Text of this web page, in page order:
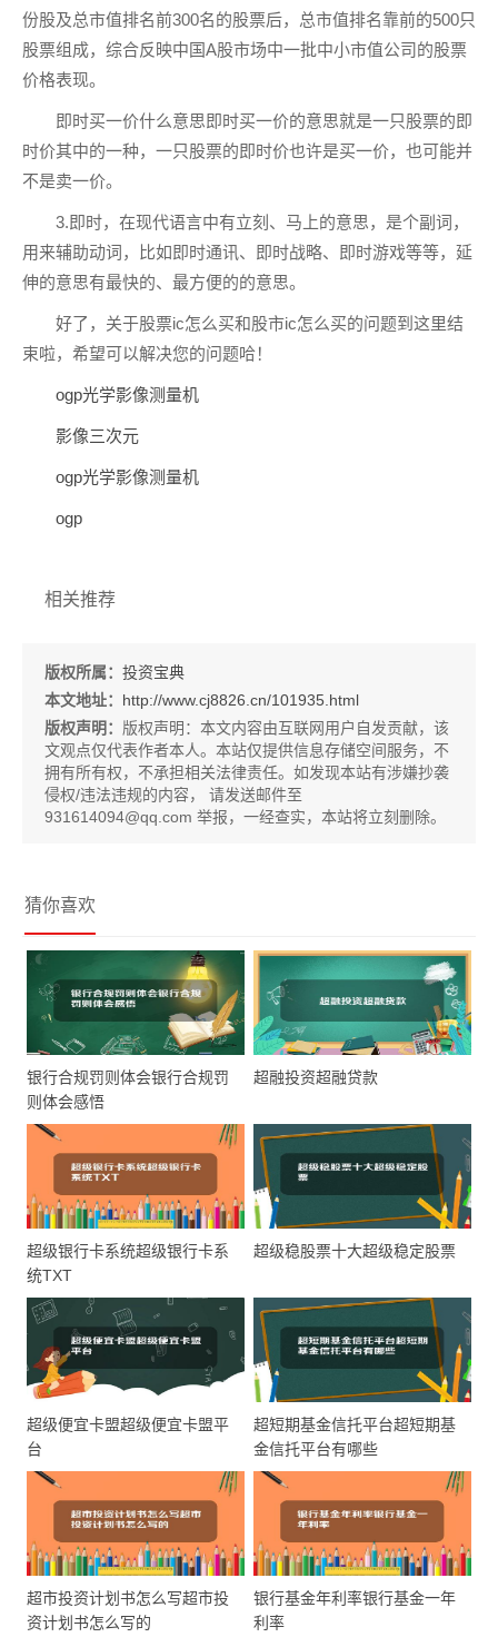
份股及总市值排名前300名的股票后，总市值排名靠前的500只
股票组成，综合反映中国A股市场中一批中小市值公司的股票
价格表现。
即时买一价什么意思即时买一价的意思就是一只股票的即
时价其中的一种，一只股票的即时价也许是买一价，也可能并
不是卖一价。
3.即时，在现代语言中有立刻、马上的意思，是个副词，
用来辅助动词，比如即时通讯、即时战略、即时游戏等等，延
伸的意思有最快的、最方便的的意思。
好了，关于股票ic怎么买和股市ic怎么买的问题到这里结
束啦，希望可以解决您的问题哈！
ogp光学影像测量机
影像三次元
ogp光学影像测量机
ogp
相关推荐
版权所属： 投资宝典
本文地址： http://www.cj8826.cn/101935.html
版权声明： 版权声明： 本文内容由互联网用户自发贡献，该
文观点仅代表作者本人。本站仅提供信息存储空间服务，不
拥有所有权，不承担相关法律责任。如发现本站有涉嫌抄袭
侵权/违法违规的内容， 请发送邮件至
931614094@qq.com 举报，一经查实，本站将立刻删除。
猜你喜欢
银行合规罚则体会银行合规罚
则体会感悟
超融投资超融贷款
超级银行卡系统超级银行卡系
统TXT
超级稳股票十大超级稳定股票
超级便宜卡盟超级便宜卡盟平
台
超短期基金信托平台超短期基
金信托平台有哪些
超市投资计划书怎么写超市投
资计划书怎么写的
银行基金年利率银行基金一年
利率